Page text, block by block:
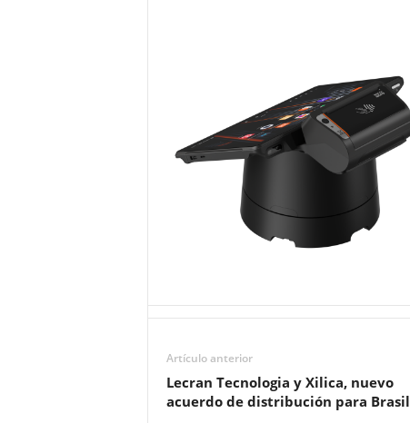
Artículo anterior
Lecran Tecnologia y Xilica, nuevo
acuerdo de distribución para Brasil